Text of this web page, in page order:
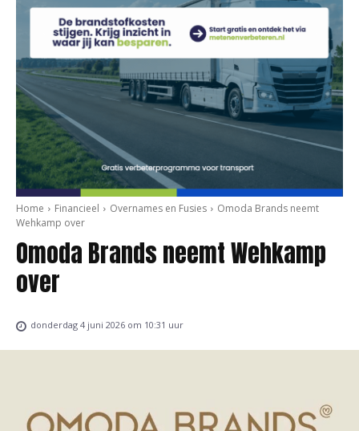
Home Financieel Overnames en Fusies
Omoda Brands neemt
Wehkamp over
Omoda Brands neemt Wehkamp
over
donderdag 4 juni 2026 om 10:31 uur